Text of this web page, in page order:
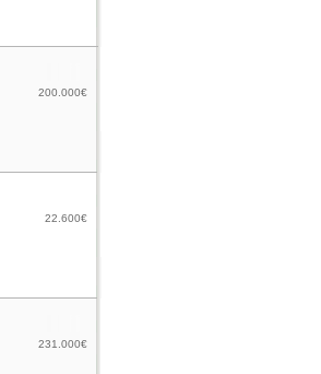
200.000€
22.600€
231.000€